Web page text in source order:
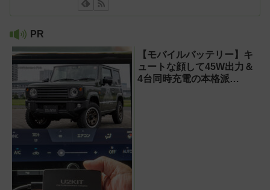
PR
【モバイルバッテリー】キ
ュートな顔して45W出力＆
4台同時充電の本格派